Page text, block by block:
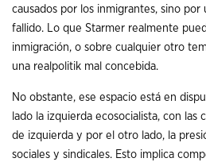
causados por los inmigrantes, sino
fallido. Lo que Starmer realmente
inmigración, o sobre cualquier otro
una realpolitik mal concebida.
No obstante, ese espacio está en
lado la izquierda ecosocialista, con las
de izquierda y por el otro lado, la
sociales y sindicales. Esto implica